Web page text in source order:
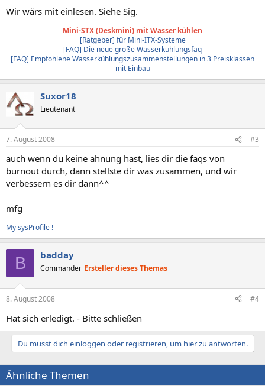
Wir wärs mit einlesen. Siehe Sig.
Mini-STX (Deskmini) mit Wasser kühlen
[Ratgeber] für Mini-ITX-Systeme
[FAQ] Die neue große Wasserkühlungsfaq
[FAQ] Empfohlene Wasserkühlungszusammenstellungen in 3 Preisklassen
mit Einbau
Suxor18
Lieutenant
7. August 2008 #3
auch wenn du keine ahnung hast, lies dir die faqs von
burnout durch, dann stellste dir was zusammen, und wir
verbessern es dir dann^^
mfg
My sysProfile !
B badday
Commander Ersteller dieses Themas
8. August 2008 #4
Hat sich erledigt. - Bitte schließen
Du musst dich einloggen oder registrieren, um hier zu antworten.
Ähnliche Themen